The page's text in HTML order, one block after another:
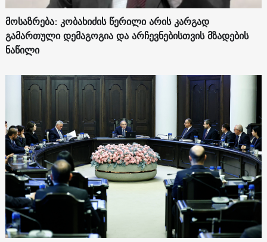
მოსაზრება: კობახიძის წერილი არის კარგად
გამართული დემაგოგია და არჩევნებისთვის მზადების
ნაწილი